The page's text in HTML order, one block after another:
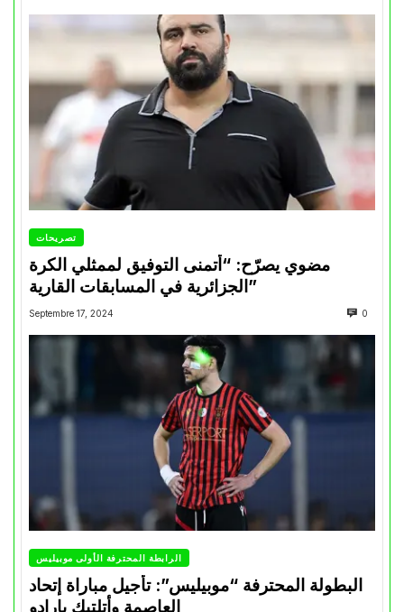
تصريحات
مضوي يصرّح: “أتمنى التوفيق لممثلي الكرة
الجزائرية في المسابقات القارية”
Septembre 17, 2024 0
الرابطة المحترفة الأولى موبيليس
البطولة المحترفة “موبيليس”: تأجيل مباراة إتحاد
العاصمة وأتلتيك بارادو